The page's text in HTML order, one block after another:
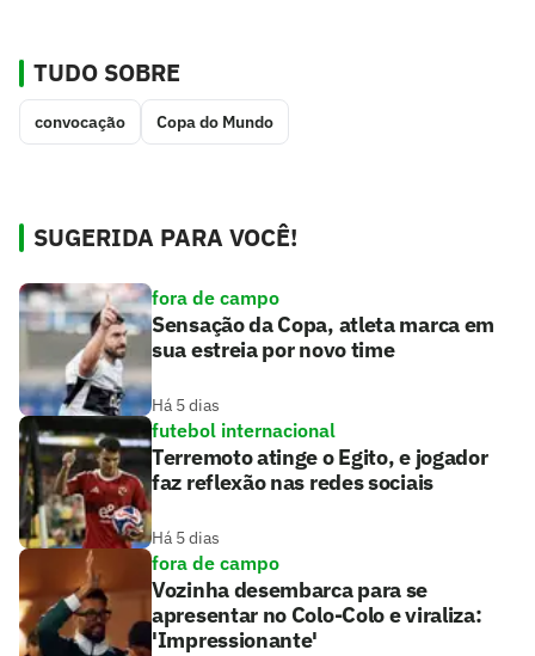
TUDO SOBRE
convocação Copa do Mundo
SUGERIDA PARA VOCÊ!
fora de campo
Sensação da Copa, atleta marca em
sua estreia por novo time
Há 5 dias
futebol internacional
Terremoto atinge o Egito, e jogador
faz reflexão nas redes sociais
Há 5 dias
fora de campo
Vozinha desembarca para se
apresentar no Colo-Colo e viraliza:
'Impressionante'